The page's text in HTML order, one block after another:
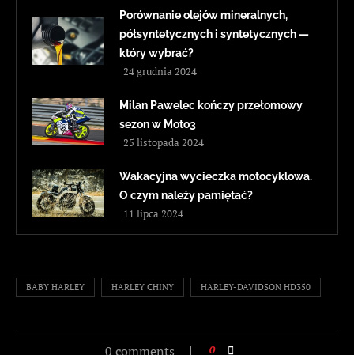
Porównanie olejów mineralnych,
półsyntetycznych i syntetycznych —
który wybrać?
24 grudnia 2024
Milan Pawelec kończy przełomowy
sezon w Moto3
25 listopada 2024
Wakacyjna wycieczka motocyklowa.
O czym należy pamiętać?
11 lipca 2024
BABY HARLEY HARLEY CHINY HARLEY-DAVIDSON HD350
0 comments 0